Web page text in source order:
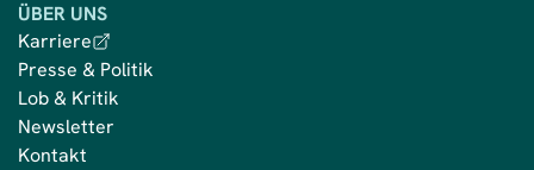
ÜBER UNS
Karriere
Presse & Politik
Lob & Kritik
Newsletter
Kontakt